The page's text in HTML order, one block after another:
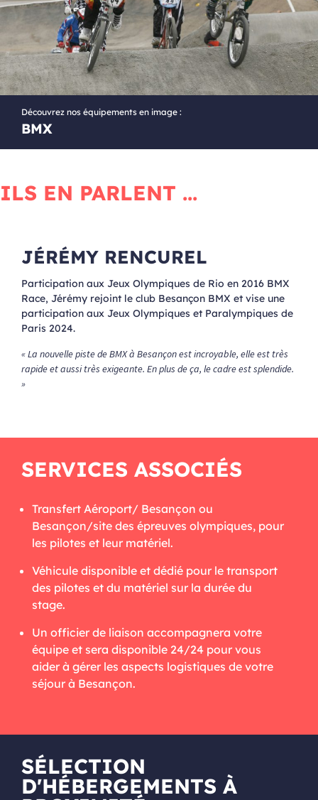
Découvrez nos équipements en image :
BMX
JÉRÉMY RENCUREL
Participation aux Jeux Olympiques de Rio en 2016 BMX
Race, Jérémy rejoint le club Besançon BMX et vise une
participation aux Jeux Olympiques et Paralympiques de
Paris 2024.
« La nouvelle piste de BMX à Besançon est incroyable, elle est très
rapide et aussi très exigeante. En plus de ça, le cadre est splendide.
»
SERVICES ASSOCIÉS
Transfert Aéroport/ Besançon ou
Besançon/site des épreuves olympiques, pour
les pilotes et leur matériel.
Véhicule disponible et dédié pour le transport
des pilotes et du matériel sur la durée du
stage.
Un officier de liaison accompagnera votre
équipe et sera disponible 24/24 pour vous
aider à gérer les aspects logistiques de votre
séjour à Besançon.
SÉLECTION
D'HÉBERGEMENTS À